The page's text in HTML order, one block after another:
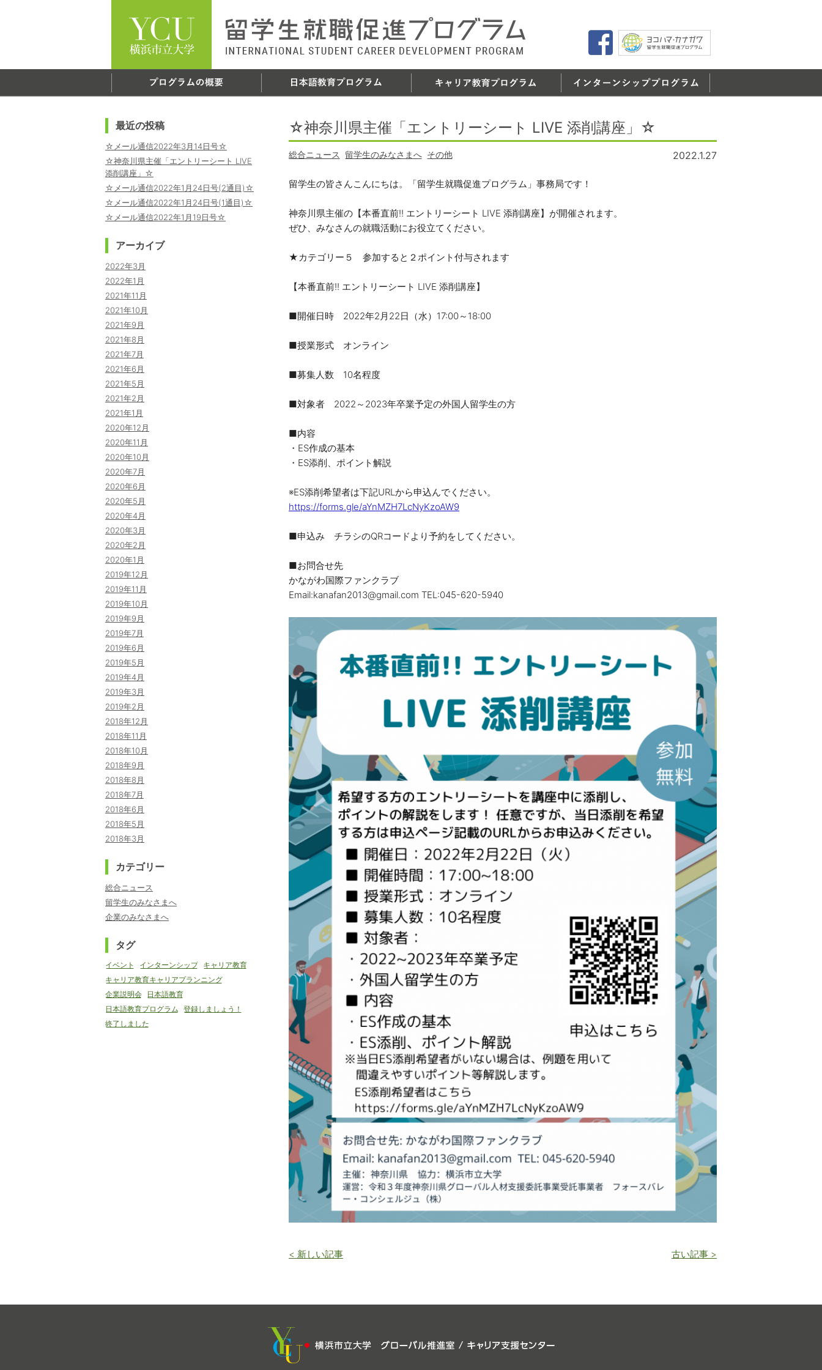
☆神奈川県主催「エントリーシート LIVE 添削講座」☆
2022.1.27
総合ニュース 留学生のみなさまへ その他
留学生の皆さんこんにちは。「留学生就職促進プログラム」事務局です！
神奈川県主催の【本番直前!! エントリーシート LIVE 添削講座】が開催されます。
ぜひ、みなさんの就職活動にお役立てください。
★カテゴリー５ 参加すると２ポイント付与されます
【本番直前!! エントリーシート LIVE 添削講座】
■開催日時 2022年2月22日（水）17:00～18:00
■授業形式 オンライン
■募集人数 10名程度
■対象者 2022～2023年卒業予定の外国人留学生の方
■内容
・ES作成の基本
・ES添削、ポイント解説
※ES添削希望者は下記URLから申込んでください。
https://forms.gle/aYnMZH7LcNyKzoAW9
■申込み チラシのQRコードより予約をしてください。
■お問合せ先
かながわ国際ファンクラブ
Email:kanafan2013@gmail.com TEL:045-620-5940
< 新しい記事 古い記事 >
最近の投稿
☆メール通信2022年3月14日号☆
☆神奈川県主催「エントリーシート LIVE
添削講座」☆
☆メール通信2022年1月24日号(2通目)☆
☆メール通信2022年1月24日号(1通目)☆
☆メール通信2022年1月19日号☆
アーカイブ
2022年3月
2022年1月
2021年11月
2021年10月
2021年9月
2021年8月
2021年7月
2021年6月
2021年5月
2021年2月
2021年1月
2020年12月
2020年11月
2020年10月
2020年7月
2020年6月
2020年5月
2020年4月
2020年3月
2020年2月
2020年1月
2019年12月
2019年11月
2019年10月
2019年9月
2019年7月
2019年6月
2019年5月
2019年4月
2019年3月
2019年2月
2018年12月
2018年11月
2018年10月
2018年9月
2018年8月
2018年7月
2018年6月
2018年5月
2018年3月
カテゴリー
総合ニュース
留学生のみなさまへ
企業のみなさまへ
タグ
イベント インターンシップ キャリア教育
キャリア教育キャリアプランニング
企業説明会
日本語教育
日本語教育プログラム 登録しましょう！
終了しました